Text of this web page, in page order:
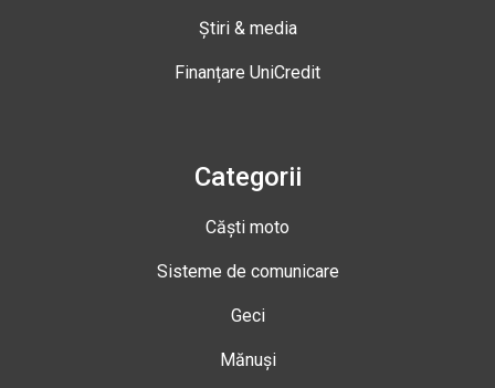
Știri & media
Finanțare UniCredit
Categorii
Căști moto
Sisteme de comunicare
Geci
Mănuși